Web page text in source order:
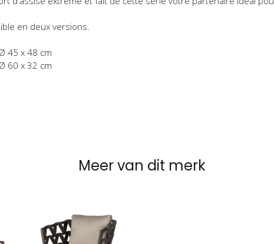
en deux versions.
45 x 48 cm
60 x 32 cm
Meer van dit merk